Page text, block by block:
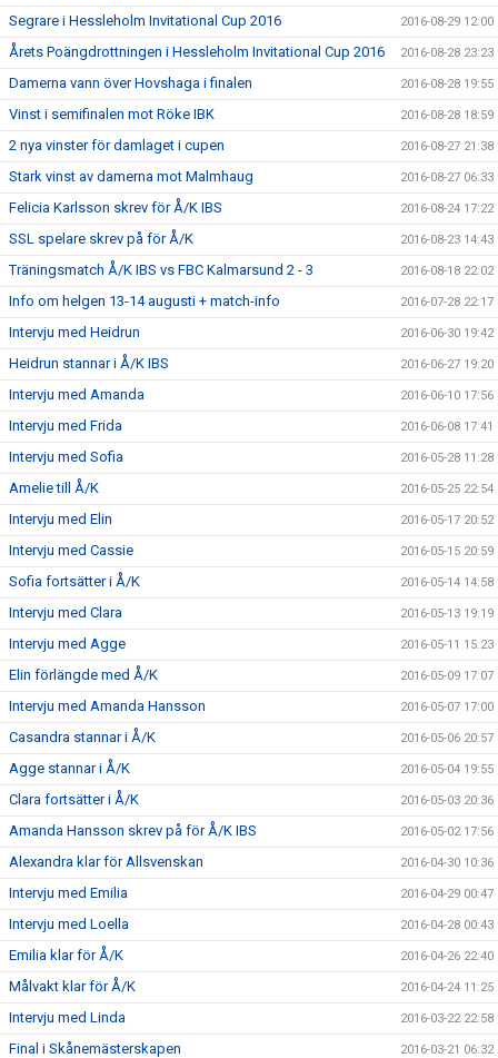
Segrare i Hessleholm Invitational Cup 2016 2016-08-29 12:00
Årets Poängdrottningen i Hessleholm Invitational Cup 2016 2016-08-28 23:23
Damerna vann över Hovshaga i finalen 2016-08-28 19:55
Vinst i semifinalen mot Röke IBK 2016-08-28 18:59
2 nya vinster för damlaget i cupen 2016-08-27 21:38
Stark vinst av damerna mot Malmhaug 2016-08-27 06:33
Felicia Karlsson skrev för Å/K IBS 2016-08-24 17:22
SSL spelare skrev på för Å/K 2016-08-23 14:43
Träningsmatch Å/K IBS vs FBC Kalmarsund 2 - 3 2016-08-18 22:02
Info om helgen 13-14 augusti + match-info 2016-07-28 22:17
Intervju med Heidrun 2016-06-30 19:42
Heidrun stannar i Å/K IBS 2016-06-27 19:20
Intervju med Amanda 2016-06-10 17:56
Intervju med Frida 2016-06-08 17:41
Intervju med Sofia 2016-05-28 11:28
Amelie till Å/K 2016-05-25 22:54
Intervju med Elin 2016-05-17 20:52
Intervju med Cassie 2016-05-15 20:59
Sofia fortsätter i Å/K 2016-05-14 14:58
Intervju med Clara 2016-05-13 19:19
Intervju med Agge 2016-05-11 15:23
Elin förlängde med Å/K 2016-05-09 17:07
Intervju med Amanda Hansson 2016-05-07 17:00
Casandra stannar i Å/K 2016-05-06 20:57
Agge stannar i Å/K 2016-05-04 19:55
Clara fortsätter i Å/K 2016-05-03 20:36
Amanda Hansson skrev på för Å/K IBS 2016-05-02 17:56
Alexandra klar för Allsvenskan 2016-04-30 10:36
Intervju med Emilia 2016-04-29 00:47
Intervju med Loella 2016-04-28 00:43
Emilia klar för Å/K 2016-04-26 22:40
Målvakt klar för Å/K 2016-04-24 11:25
Intervju med Linda 2016-03-22 22:58
Final i Skånemästerskapen 2016-03-21 06:32